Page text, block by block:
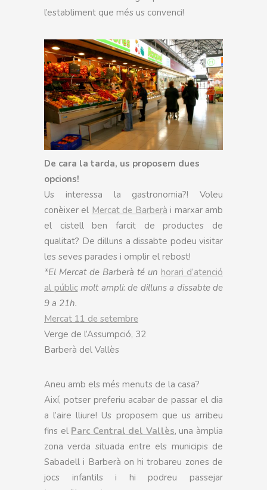
l’establiment que més us convenci!
De cara la tarda, us proposem dues
opcions!
Us interessa la gastronomia?! Voleu
conèixer el Mercat de Barberà i marxar amb
el cistell ben farcit de productes de
qualitat? De dilluns a dissabte podeu visitar
les seves parades i omplir el rebost!
*El Mercat de Barberà té un horari d’atenció
al públic molt ampli: de dilluns a dissabte de
9 a 21h.
Mercat 11 de setembre
Verge de l’Assumpció, 32
Barberà del Vallès
Aneu amb els més menuts de la casa?
Així, potser preferiu acabar de passar el dia
a l’aire lliure! Us proposem que us arribeu
fins el Parc Central del Vallès, una àmplia
zona verda situada entre els municipis de
Sabadell i Barberà on hi trobareu zones de
jocs infantils i hi podreu passejar